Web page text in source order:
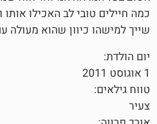
לב האכילו אותו והתקשרו אלינו.
שהוא מעולה עם אנשים ונראה